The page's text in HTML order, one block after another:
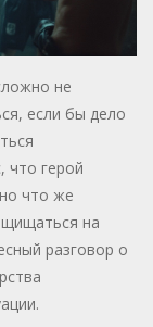
не
если бы дело
что герой
что же
на
разговор о